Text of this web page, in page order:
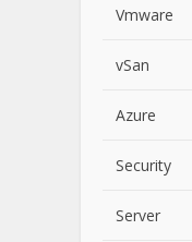
Vmware
vSan
Azure
Security
Server